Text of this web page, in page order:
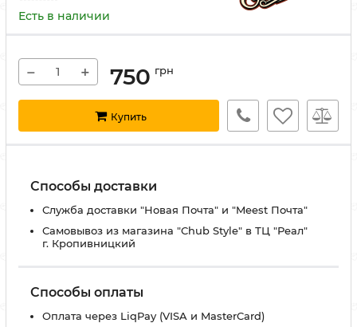
Есть в наличии
− + 750 грн
Купить
Способы доставки
Служба доставки "Новая Почта" и "Meest Почта"
Самовывоз из магазина "Chub Style" в ТЦ "Реал"
г. Кропивницкий
Способы оплаты
Оплата через LiqPay (VISA и MasterCard)